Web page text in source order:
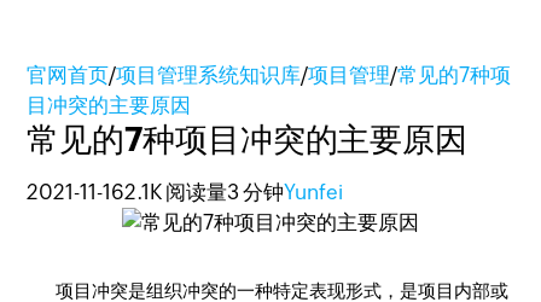
官网首页/项目管理系统知识库/项目管理/常见的7种项
目冲突的主要原因
常见的7种项目冲突的主要原因
2021-11-162.1K 阅读量3 分钟Yunfei
项目冲突是组织冲突的一种特定表现形式，是项目内部或